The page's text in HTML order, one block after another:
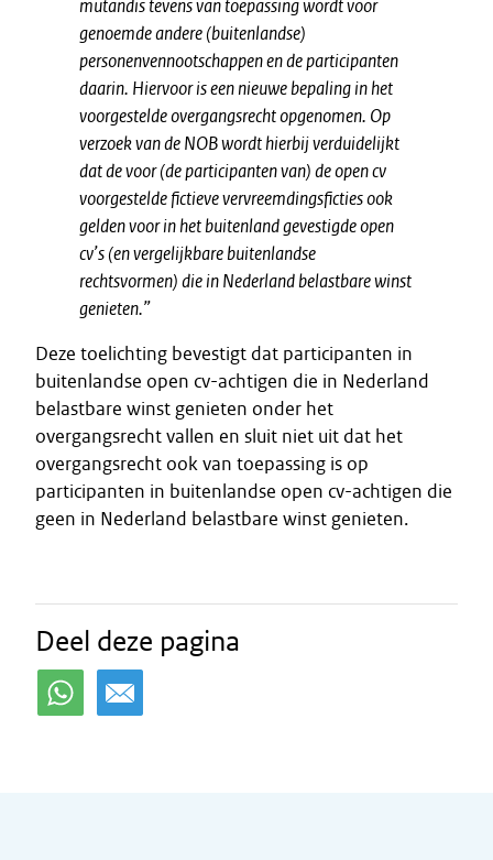
mutandis tevens van toepassing wordt voor
genoemde andere (buitenlandse)
personenvennootschappen en de participanten
daarin. Hiervoor is een nieuwe bepaling in het
voorgestelde overgangsrecht opgenomen. Op
verzoek van de NOB wordt hierbij verduidelijkt
dat de voor (de participanten van) de open cv
voorgestelde fictieve vervreemdingsficties ook
gelden voor in het buitenland gevestigde open
cv’s (en vergelijkbare buitenlandse
rechtsvormen) die in Nederland belastbare winst
genieten.”
Deze toelichting bevestigt dat participanten in
buitenlandse open cv-achtigen die in Nederland
belastbare winst genieten onder het
overgangsrecht vallen en sluit niet uit dat het
overgangsrecht ook van toepassing is op
participanten in buitenlandse open cv-achtigen die
geen in Nederland belastbare winst genieten.
Deel deze pagina